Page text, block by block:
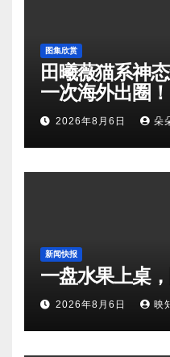
图集欣赏
田曦薇猫系神
一次海外出圈！
2026年8月6日 朵
新闻快报
一盘水果上桌
2026年8月6日 映